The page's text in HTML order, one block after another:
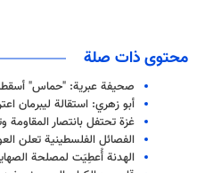
محتوى ذات صلة
صحيفة عبرية: "حماس"
أبو زهري: استقالة ليبرمان
غزة تحتفل بانتصار المقاومة
الفصائل الفلسطينية تعلن
الهدنة أُعطِيَت لمصلحة